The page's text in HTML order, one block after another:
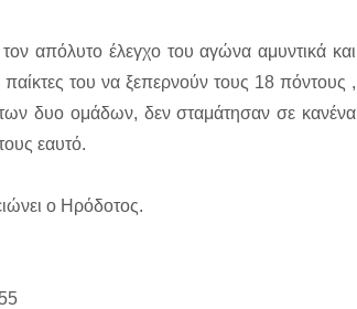
απόλυτο έλεγχο του αγώνα αμυντικά και
! παίκτες του να ξεπερνούν τους 18 πόντους ,
δυο ομάδων, δεν σταμάτησαν σε κανένα
εαυτό.
ο Ηρόδοτος.